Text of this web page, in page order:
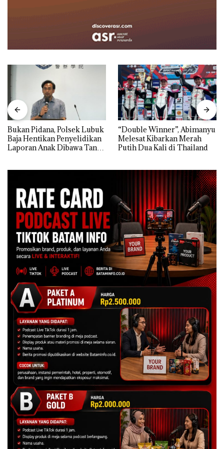
Bukan Pidana, Polsek Lubuk
Baja Hentikan Penyelidikan
Laporan Anak Dibawa Tanpa
“Double Winner”, Abimanyu
Melesat Kibarkan Merah
Putih Dua Kali di Thailand